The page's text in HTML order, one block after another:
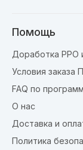
Помощь
Доработка РРО
Условия заказа
FAQ по
О нас
Доставка и
Политика